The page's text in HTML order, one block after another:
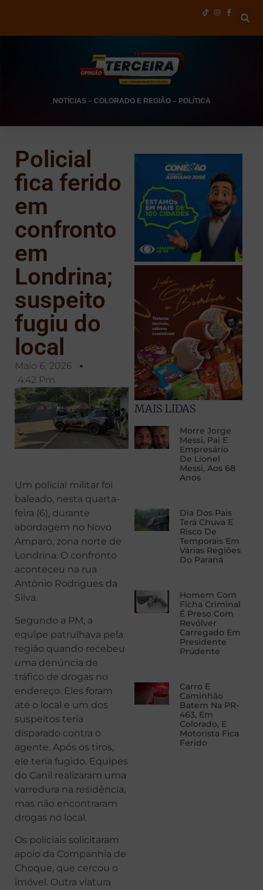
NOTÍCIAS– COLORADO E REGIÃO– POLÍTICA
Policial
fica ferido
em
confronto
em
Londrina;
suspeito
fugiu do
local
Maio 6, 2026
4:42 Pm
Um policial militar foi
baleado, nesta quarta-
feira (6), durante
abordagem no Novo
Amparo, zona norte de
Londrina. O confronto
aconteceu na rua
Antônio Rodrigues da
Silva.
Segundo a PM, a
equipe patrulhava pela
região quando recebeu
uma denúncia de
tráfico de drogas no
endereço. Eles foram
até o local e um dos
suspeitos teria
disparado contra o
agente. Após os tiros,
ele teria fugido. Equipes
do Canil realizaram uma
varredura na residência,
mas não encontraram
drogas no local.
Os policiais solicitaram
apoio da Companhia de
Choque, que cercou o
imóvel. Outra viatura
MAIS LIDAS
Morre Jorge
Messi, Pai E
Empresário
De Lionel
Messi, Aos 68
Anos
Dia Dos Pais
Terá Chuva E
Risco De
Temporais Em
Várias Regiões
Do Paraná
Homem Com
Ficha Criminal
É Preso Com
Revólver
Carregado Em
Presidente
Prudente
Carro E
Caminhão
Batem Na PR-
463, Em
Colorado, E
Motorista Fica
Ferido